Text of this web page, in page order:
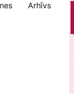
Arhīvs